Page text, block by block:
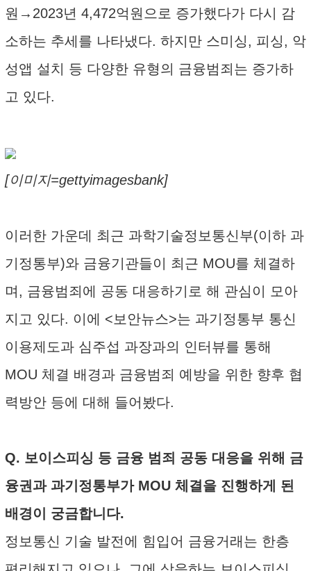
원→2023년 4,472억원으로 증가했다가 다시 감
소하는 추세를 나타냈다. 하지만 스미싱, 피싱, 악
성앱 설치 등 다양한 유형의 금융범죄는 증가하
고 있다.
[이미지=gettyimagesbank]
이러한 가운데 최근 과학기술정보통신부(이하 과
기정통부)와 금융기관들이 최근 MOU를 체결하
며, 금융범죄에 공동 대응하기로 해 관심이 모아
지고 있다. 이에 <보안뉴스>는 과기정통부 통신
이용제도과 심주섭 과장과의 인터뷰를 통해
MOU 체결 배경과 금융범죄 예방을 위한 향후 협
력방안 등에 대해 들어봤다.
Q. 보이스피싱 등 금융 범죄 공동 대응을 위해 금
융권과 과기정통부가 MOU 체결을 진행하게 된
배경이 궁금합니다.
정보통신 기술 발전에 힘입어 금융거래는 한층